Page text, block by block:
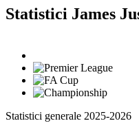
Statistici James
Statistici generale 2025-2026